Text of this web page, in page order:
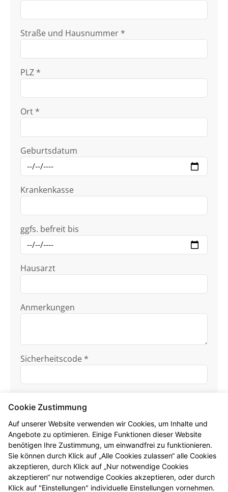
Straße und Hausnummer *
PLZ *
Ort *
Geburtsdatum
Krankenkasse
ggfs. befreit bis
Hausarzt
Anmerkungen
Sicherheitscode *
Ich habe dieDatenschutzhinweisezur
Kenntnis genommen.
Formular jetzt absenden
Cookie Zustimmung
Auf unserer Website verwenden wir Cookies, um Inhalte und
Angebote zu optimieren. Einige Funktionen dieser Website
benötigen Ihre Zustimmung, um einwandfrei zu funktionieren.
Sie können durch Klick auf „Alle Cookies zulassen“ alle Cookies
akzeptieren, durch Klick auf „Nur notwendige Cookies
akzeptieren“ nur notwendige Cookies akzeptieren, oder durch
Klick auf "Einstellungen" individuelle Einstellungen vornehmen.